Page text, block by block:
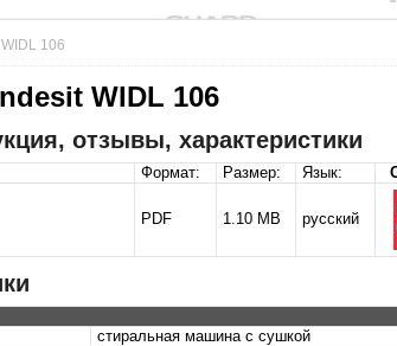
106
WIDL 106
отзывы, характеристики
Формат: Размер: Язык:
PDF 1.10 MB русский
стиральная машина с сушкой